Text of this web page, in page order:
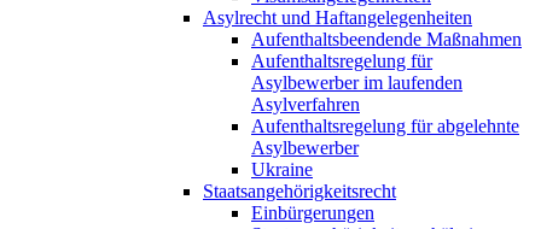
Asylrecht und Haftangelegenheiten
Aufenthaltsbeendende Maßnahmen
Aufenthaltsregelung für
Asylbewerber im laufenden
Asylverfahren
Aufenthaltsregelung für abgelehnte
Asylbewerber
Ukraine
Staatsangehörigkeitsrecht
Einbürgerungen